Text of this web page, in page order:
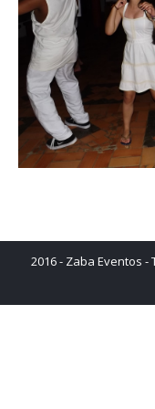
2016 - Zaba Eventos